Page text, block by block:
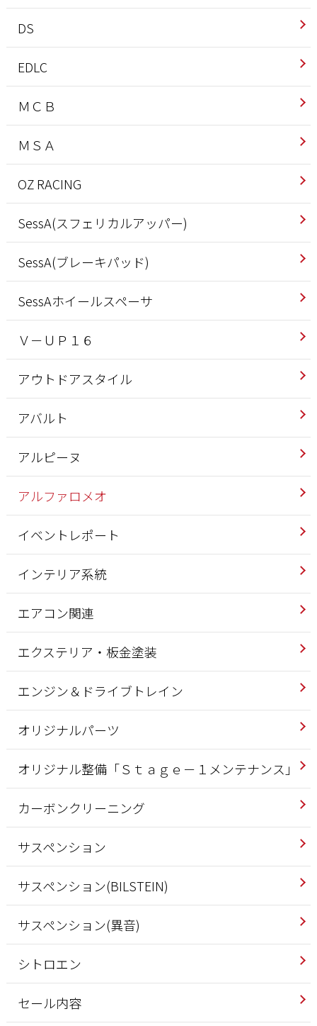
DS
EDLC
ＭＣＢ
ＭＳＡ
OZ RACING
SessA(スフェリカルアッパー)
SessA(ブレーキパッド)
SessAホイールスペーサ
Ｖ－ＵＰ１６
アウトドアスタイル
アバルト
アルピーヌ
アルファロメオ
イベントレポート
インテリア系統
エアコン関連
エクステリア・板金塗装
エンジン＆ドライブトレイン
オリジナルパーツ
オリジナル整備「Ｓｔａｇｅ－１メンテナンス」
カーボンクリーニング
サスペンション
サスペンション(BILSTEIN)
サスペンション(異音)
シトロエン
セール内容